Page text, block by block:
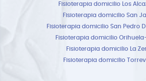
Fisioterapia domicilio Los
Fisioterapia domicilio San
Fisioterapia domicilio San Pedro
Fisioterapia domicilio
Fisioterapia domicilio La
Fisioterapia domicilio